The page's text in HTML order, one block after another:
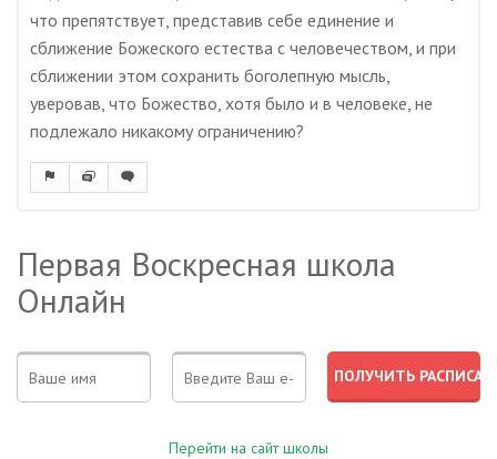
что препятствует, представив себе единение и
сближение Божеского естества с человечеством, и при
сближении этом сохранить боголепную мысль,
уверовав, что Божество, хотя было и в человеке, не
подлежало никакому ограничению?
Первая Воскресная школа
Онлайн
Перейти на сайт школы